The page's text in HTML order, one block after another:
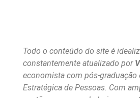
Todo o conteúdo do site é
constantemente atualizado por
economista com pós-graduação
Estratégica de Pessoas. Com